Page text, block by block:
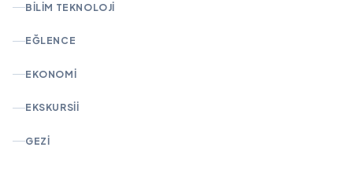
BILIM TEKNOLOJI
EĞLENCE
EKONOMI
EKSKURSII
GEZI